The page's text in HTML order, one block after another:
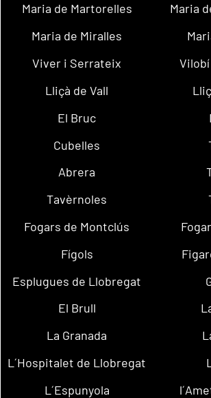
Maria de Martorelles
Maria
Maria de Miralles
Viver i Serrateix
Lliçà de Vall
El Bruc
Cubelles
Abrera
Tavèrnoles
Fogars de Montclús
Fígols
Esplugues de Llobregat
El Brull
La Granada
L´Hospitalet de Llobregat
L´Espunyola